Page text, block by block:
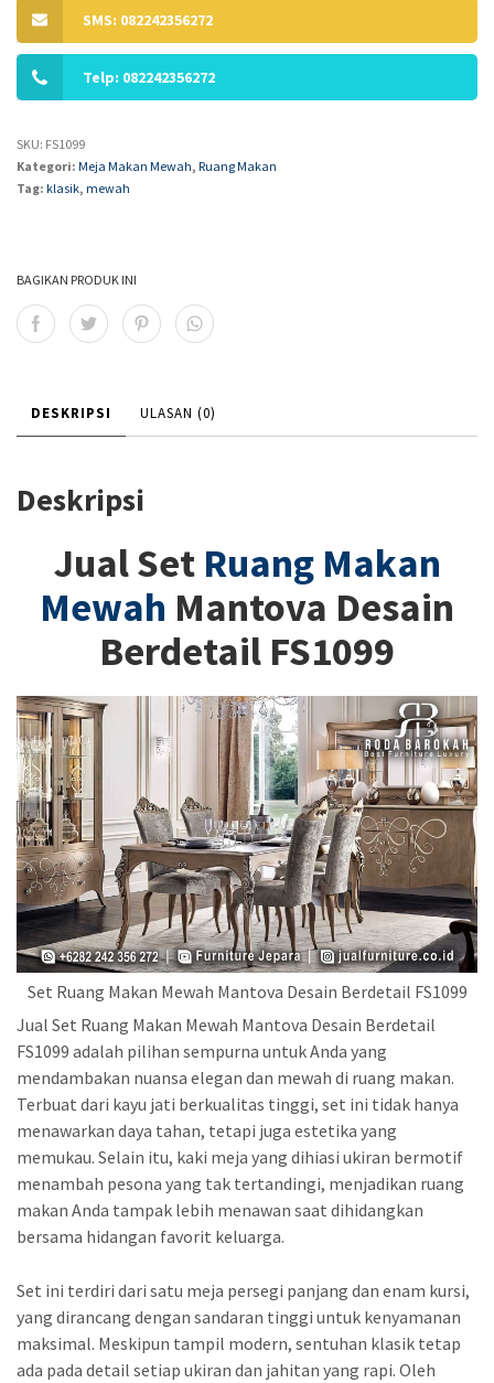
SMS: 082242356272
Telp: 082242356272
SKU: FS1099
Kategori: Meja Makan Mewah, Ruang Makan
Tag: klasik, mewah
BAGIKAN PRODUK INI
DESKRIPSI ULASAN (0)
Deskripsi
Jual Set Ruang Makan
Mewah Mantova Desain
Berdetail FS1099
Set Ruang Makan Mewah Mantova Desain Berdetail FS1099
Jual Set Ruang Makan Mewah Mantova Desain Berdetail
FS1099 adalah pilihan sempurna untuk Anda yang
mendambakan nuansa elegan dan mewah di ruang makan.
Terbuat dari kayu jati berkualitas tinggi, set ini tidak hanya
menawarkan daya tahan, tetapi juga estetika yang
memukau. Selain itu, kaki meja yang dihiasi ukiran bermotif
menambah pesona yang tak tertandingi, menjadikan ruang
makan Anda tampak lebih menawan saat dihidangkan
bersama hidangan favorit keluarga.
Set ini terdiri dari satu meja persegi panjang dan enam kursi,
yang dirancang dengan sandaran tinggi untuk kenyamanan
maksimal. Meskipun tampil modern, sentuhan klasik tetap
ada pada detail setiap ukiran dan jahitan yang rapi. Oleh